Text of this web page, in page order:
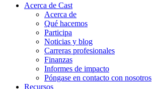
Acerca de Cast
Acerca de
Qué hacemos
Participa
Noticias y blog
Carreras profesionales
Finanzas
Informes de impacto
Póngase en contacto con nosotros
Recursos